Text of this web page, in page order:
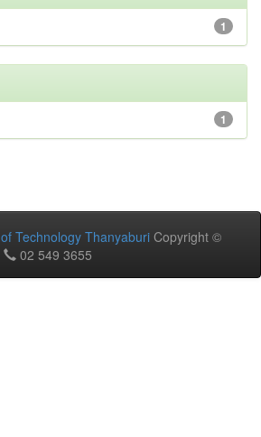
1
1
Technology Thanyaburi Copyright ©
02 549 3655